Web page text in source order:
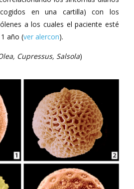
en una cartilla) con los
a los cuales el paciente esté
año (ver alercon).
Cupressus, Salsola)